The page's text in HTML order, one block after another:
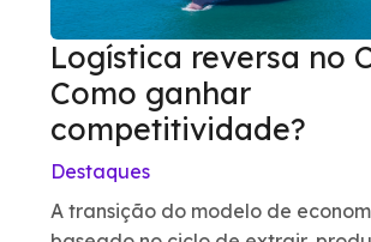
Logística reversa no
Como ganhar
competitividade?
Destaques
A transição do modelo de